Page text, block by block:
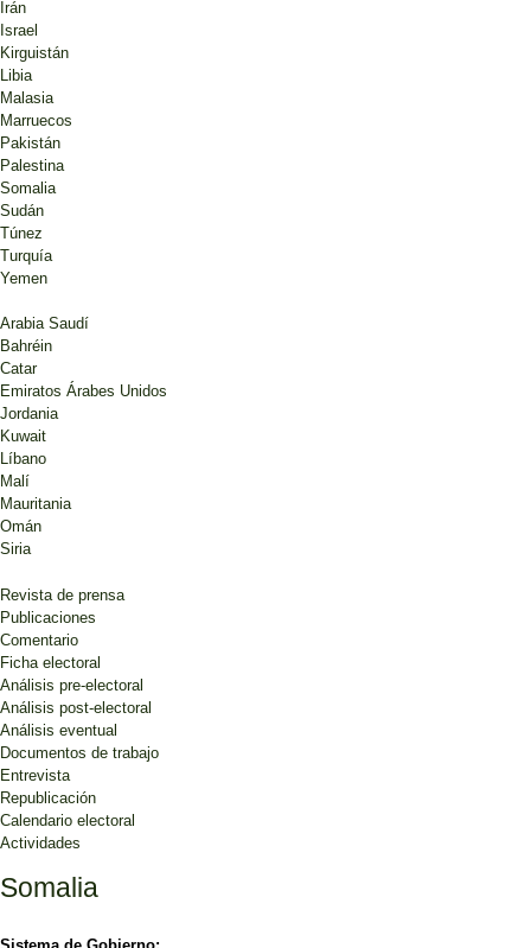
Irán
Israel
Kirguistán
Libia
Malasia
Marruecos
Pakistán
Palestina
Somalia
Sudán
Túnez
Turquía
Yemen
Arabia Saudí
Bahréin
Catar
Emiratos Árabes Unidos
Jordania
Kuwait
Líbano
Malí
Mauritania
Omán
Siria
Revista de prensa
Publicaciones
Comentario
Ficha electoral
Análisis pre-electoral
Análisis post-electoral
Análisis eventual
Documentos de trabajo
Entrevista
Republicación
Calendario electoral
Actividades
Somalia